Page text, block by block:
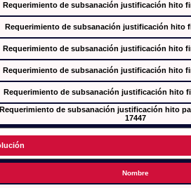
Requerimiento de subsanación justificación hito
Requerimiento de subsanación justificación hito
Requerimiento de subsanación justificación hito
Requerimiento de subsanación justificación hito
Requerimiento de subsanación justificación hito
de subsanación justificación hito
17447
Nombre